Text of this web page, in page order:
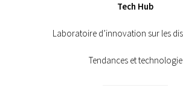
Tech Hub
Laboratoire d’innovation sur les
Tendances et technologie